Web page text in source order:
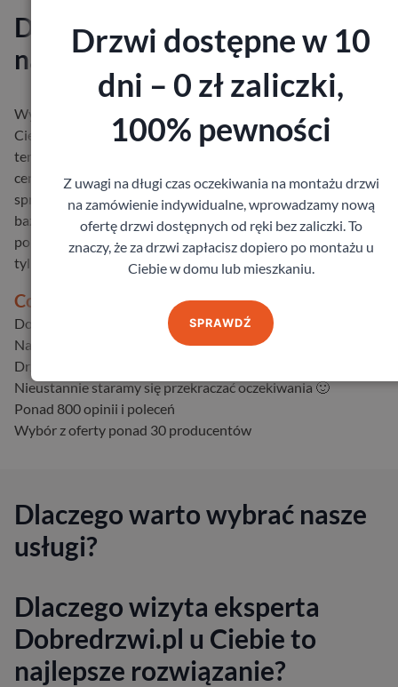
Dlaczego dobredrzwi.pl to
najlepszy wybór?
Wyróżniamy się tym, że jako jedyni na rynku przyjeżdżamy do
Ciebie do domu, pokazujemy próbki różnych modeli, a Ty
ten, który najbardziej Ci odpowiada. Dobredrzwi.pl wybierasz,
cenisz sobie swój czas, wygodę i profesjonalizm. Oferujemy
sprawdzone i solidne modele drzwi. Wyselekcjonowaliśmy je na
bazie 25-letniego doświadczenia spośród oferty tysięcy drzwi
polskich producentów. Dzięki temu oszczędzasz czas i oglądasz
tylko sprawdzone drzwi.
Co jeszcze nas wyróżnia?
Dostarczamy drzwi w całej Polsce
Najwygodniejszy sposób zakupu
Drzwi dostępne w naszym magazynie (od ręki)
Nieustannie staramy się przekraczać oczekiwania 🙂
Ponad 800 opinii i poleceń
Wybór z oferty ponad 30 producentów
Dlaczego warto wybrać nasze
usługi?
Dlaczego wizyta eksperta
Dobredrzwi.pl u Ciebie to
najlepsze rozwiązanie?
Drzwi dostępne w 10
dni – 0 zł zaliczki,
100% pewności
Z uwagi na długi czas oczekiwania na montażu drzwi
na zamówienie indywidualne, wprowadzamy nową
ofertę drzwi dostępnych od ręki bez zaliczki. To
znaczy, że za drzwi zapłacisz dopiero po montażu u
Ciebie w domu lub mieszkaniu.
SPRAWDŹ